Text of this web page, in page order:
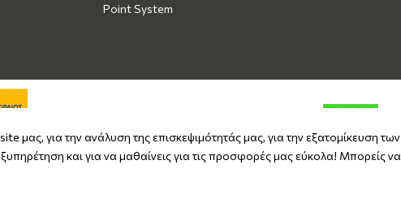
Point System
μας, για την ανάλυση της επισκεψιμότητάς μας, για την εξατομίκευση των
και για να μαθαίνεις για τις προσφορές μας εύκολα! Μπορείς να